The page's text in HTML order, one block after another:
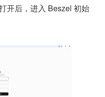
开后，进入 Beszel 初始